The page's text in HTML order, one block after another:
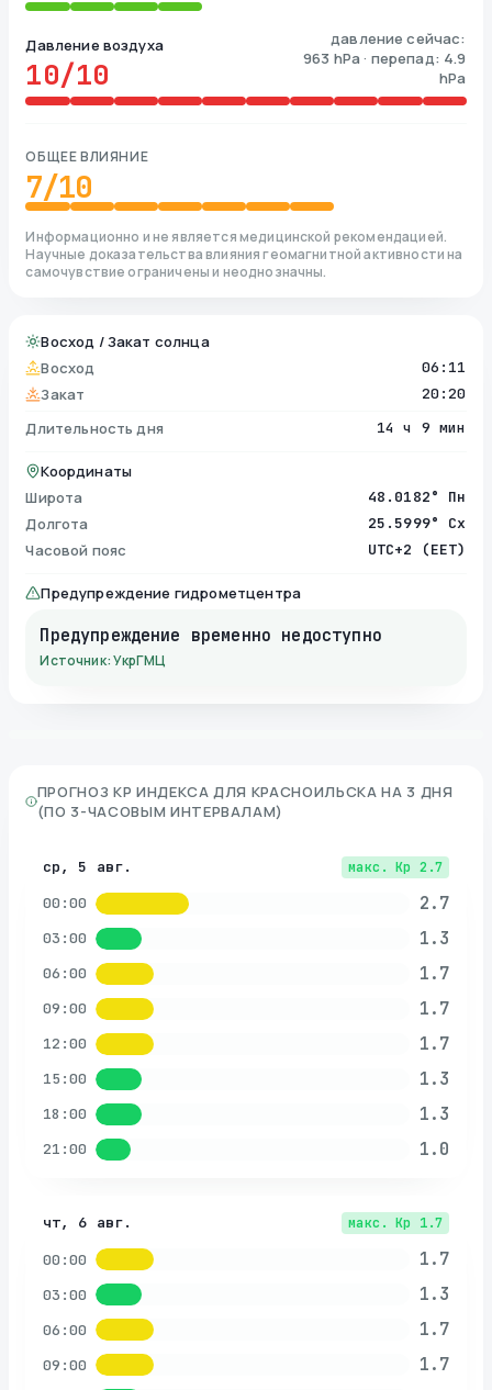
Давление воздуха
10/10
давление сейчас:
963 hPa · перепад: 4.9
hPa
ОБЩЕЕ ВЛИЯНИЕ
7/10
Информационно и не является медицинской рекомендацией.
Научные доказательства влияния геомагнитной активности на
самочувствие ограничены и неоднозначны.
Восход / Закат солнца
Восход
06:11
Закат 20:20
Длительность дня 14 ч 9 мин
Координаты
Широта
48.0182° Пн
Долгота 25.5999° Сх
Часовой пояс UTC+2 (EET)
Предупреждение гидрометцентра
Предупреждение временно недоступно
Источник: УкрГМЦ
ПРОГНОЗ KP ИНДЕКСА ДЛЯ КРАСНОИЛЬСКА НА 3 ДНЯ
(ПО 3-ЧАСОВЫМ ИНТЕРВАЛАМ)
ср, 5 авг. макс. Kp 2.7
00:00 2.7
03:00 1.3
06:00 1.7
09:00 1.7
12:00 1.7
15:00 1.3
18:00 1.3
21:00 1.0
чт, 6 авг. макс. Kp 1.7
00:00 1.7
03:00 1.3
06:00 1.7
09:00 1.7